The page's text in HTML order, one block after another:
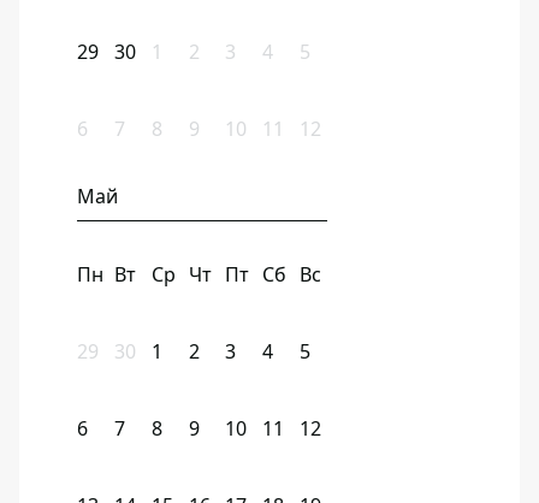
29 30 1 2 3 4 5
6 7 8 9 10 11 12
Май
Пн Вт Ср Чт Пт Сб Вс
29 30 1 2 3 4 5
6 7 8 9 10 11 12